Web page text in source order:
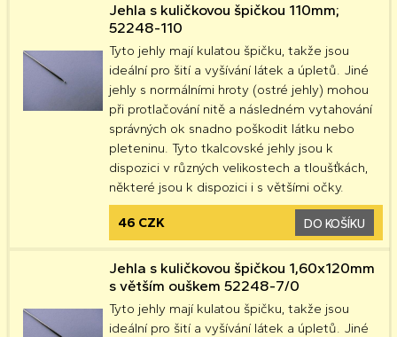
Jehla s kuličkovou špičkou 110mm;
52248-110
Tyto jehly mají kulatou špičku, takže jsou
ideální pro šití a vyšívání látek a úpletů. Jiné
jehly s normálními hroty (ostré jehly) mohou
při protlačování nitě a následném vytahování
správných ok snadno poškodit látku nebo
pleteninu. Tyto tkalcovské jehly jsou k
dispozici v různých velikostech a tloušťkách,
některé jsou k dispozici i s většími očky.
46 CZK DO KOŠÍKU
Jehla s kuličkovou špičkou 1,60x120mm
s větším ouškem 52248-7/0
Tyto jehly mají kulatou špičku, takže jsou
ideální pro šití a vyšívání látek a úpletů. Jiné